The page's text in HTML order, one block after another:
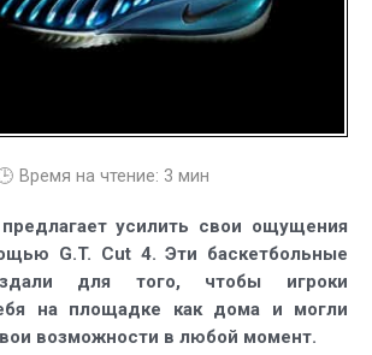
Время на чтение: 3 мин
усилить свои ощущения
G.T. Cut 4. Эти баскетбольные
для того, чтобы игроки
на площадке как дома и могли
возможности в любой момент.